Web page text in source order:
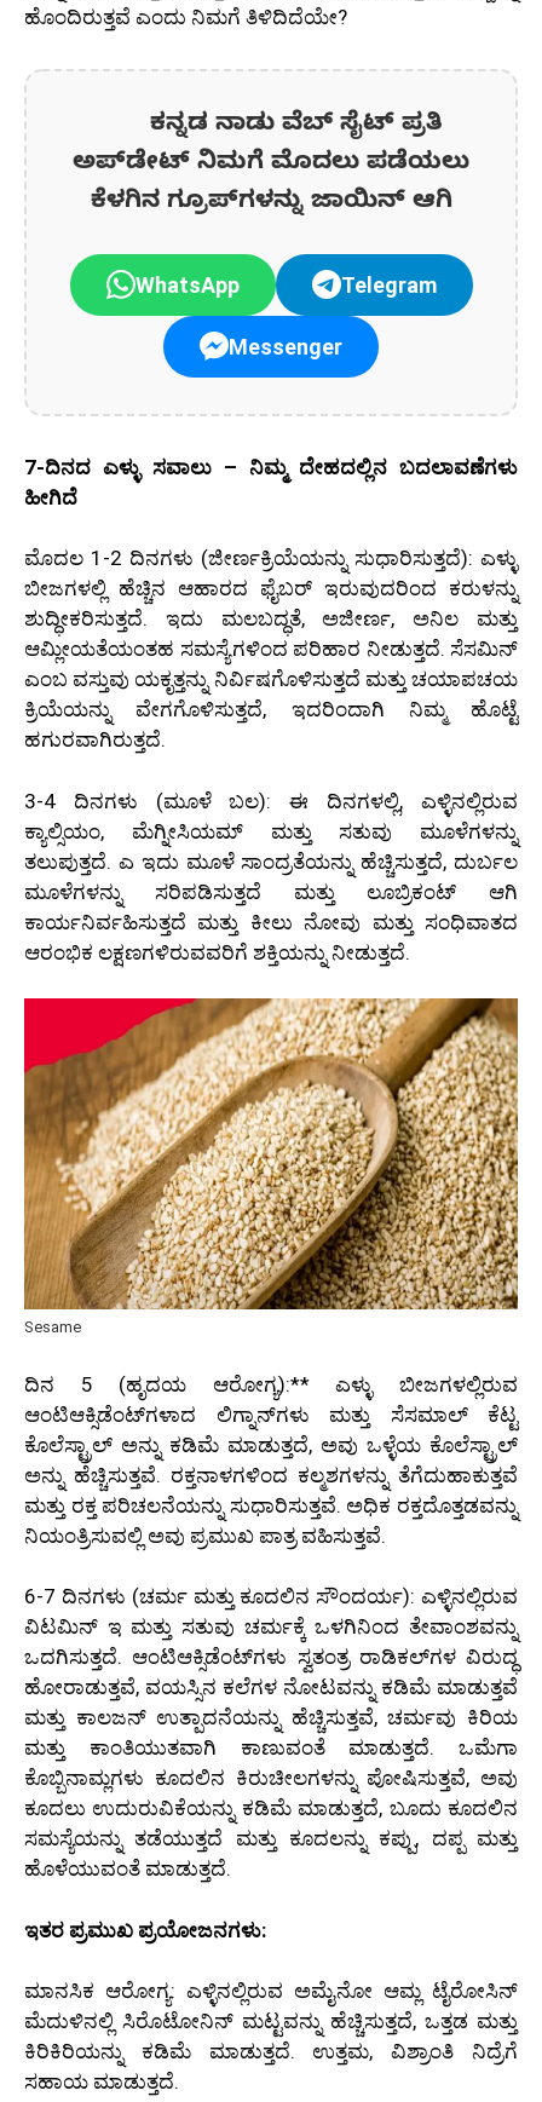
ಹೊಂದಿರುತ್ತವೆ ಎಂದು ನಿಮಗೆ ತಿಳಿದಿದೆಯೇ?
ಕನ್ನಡ ನಾಡು ವೆಬ್ ಸೈಟ್ ಪ್ರತಿ
ಅಪ್‌ಡೇಟ್‌ ನಿಮಗೆ ಮೊದಲು ಪಡೆಯಲು
ಕೆಳಗಿನ ಗ್ರೂಪ್‌ಗಳನ್ನು ಜಾಯಿನ್ ಆಗಿ
WhatsApp Telegram
Messenger
7-ದಿನದ ಎಳ್ಳು ಸವಾಲು – ನಿಮ್ಮ ದೇಹದಲ್ಲಿನ ಬದಲಾವಣೆಗಳು
ಹೀಗಿದೆ
ಮೊದಲ 1-2 ದಿನಗಳು (ಜೀರ್ಣಕ್ರಿಯೆಯನ್ನು ಸುಧಾರಿಸುತ್ತದೆ): ಎಳ್ಳು
ಬೀಜಗಳಲ್ಲಿ ಹೆಚ್ಚಿನ ಆಹಾರದ ಫೈಬರ್ ಇರುವುದರಿಂದ ಕರುಳನ್ನು
ಶುದ್ಧೀಕರಿಸುತ್ತದೆ. ಇದು ಮಲಬದ್ಧತೆ, ಅಜೀರ್ಣ, ಅನಿಲ ಮತ್ತು
ಆಮ್ಲೀಯತೆಯಂತಹ ಸಮಸ್ಯೆಗಳಿಂದ ಪರಿಹಾರ ನೀಡುತ್ತದೆ. ಸೆಸಮಿನ್
ಎಂಬ ವಸ್ತುವು ಯಕೃತ್ತನ್ನು ನಿರ್ವಿಷಗೊಳಿಸುತ್ತದೆ ಮತ್ತು ಚಯಾಪಚಯ
ಕ್ರಿಯೆಯನ್ನು ವೇಗಗೊಳಿಸುತ್ತದೆ, ಇದರಿಂದಾಗಿ ನಿಮ್ಮ ಹೊಟ್ಟೆ
ಹಗುರವಾಗಿರುತ್ತದೆ.
3-4 ದಿನಗಳು (ಮೂಳೆ ಬಲ): ಈ ದಿನಗಳಲ್ಲಿ, ಎಳ್ಳಿನಲ್ಲಿರುವ
ಕ್ಯಾಲ್ಸಿಯಂ, ಮೆಗ್ನೀಸಿಯಮ್ ಮತ್ತು ಸತುವು ಮೂಳೆಗಳನ್ನು
ತಲುಪುತ್ತದೆ. ಎ ಇದು ಮೂಳೆ ಸಾಂದ್ರತೆಯನ್ನು ಹೆಚ್ಚಿಸುತ್ತದೆ, ದುರ್ಬಲ
ಮೂಳೆಗಳನ್ನು ಸರಿಪಡಿಸುತ್ತದೆ ಮತ್ತು ಲೂಬ್ರಿಕಂಟ್ ಆಗಿ
ಕಾರ್ಯನಿರ್ವಹಿಸುತ್ತದೆ ಮತ್ತು ಕೀಲು ನೋವು ಮತ್ತು ಸಂಧಿವಾತದ
ಆರಂಭಿಕ ಲಕ್ಷಣಗಳಿರುವವರಿಗೆ ಶಕ್ತಿಯನ್ನು ನೀಡುತ್ತದೆ.
Sesame
ದಿನ 5 (ಹೃದಯ ಆರೋಗ್ಯ):** ಎಳ್ಳು ಬೀಜಗಳಲ್ಲಿರುವ
ಆಂಟಿಆಕ್ಸಿಡೆಂಟ್‌ಗಳಾದ ಲಿಗ್ನಾನ್‌ಗಳು ಮತ್ತು ಸೆಸಮಾಲ್ ಕೆಟ್ಟ
ಕೊಲೆಸ್ಟ್ರಾಲ್ ಅನ್ನು ಕಡಿಮೆ ಮಾಡುತ್ತದೆ, ಅವು ಒಳ್ಳೆಯ ಕೊಲೆಸ್ಟ್ರಾಲ್
ಅನ್ನು ಹೆಚ್ಚಿಸುತ್ತವೆ. ರಕ್ತನಾಳಗಳಿಂದ ಕಲ್ಮಶಗಳನ್ನು ತೆಗೆದುಹಾಕುತ್ತವೆ
ಮತ್ತು ರಕ್ತ ಪರಿಚಲನೆಯನ್ನು ಸುಧಾರಿಸುತ್ತವೆ. ಅಧಿಕ ರಕ್ತದೊತ್ತಡವನ್ನು
ನಿಯಂತ್ರಿಸುವಲ್ಲಿ ಅವು ಪ್ರಮುಖ ಪಾತ್ರ ವಹಿಸುತ್ತವೆ.
6-7 ದಿನಗಳು (ಚರ್ಮ ಮತ್ತು ಕೂದಲಿನ ಸೌಂದರ್ಯ): ಎಳ್ಳಿನಲ್ಲಿರುವ
ವಿಟಮಿನ್ ಇ ಮತ್ತು ಸತುವು ಚರ್ಮಕ್ಕೆ ಒಳಗಿನಿಂದ ತೇವಾಂಶವನ್ನು
ಒದಗಿಸುತ್ತದೆ. ಆಂಟಿಆಕ್ಸಿಡೆಂಟ್‌ಗಳು ಸ್ವತಂತ್ರ ರಾಡಿಕಲ್‌ಗಳ ವಿರುದ್ಧ
ಹೋರಾಡುತ್ತವೆ, ವಯಸ್ಸಿನ ಕಲೆಗಳ ನೋಟವನ್ನು ಕಡಿಮೆ ಮಾಡುತ್ತವೆ
ಮತ್ತು ಕಾಲಜನ್ ಉತ್ಪಾದನೆಯನ್ನು ಹೆಚ್ಚಿಸುತ್ತವೆ, ಚರ್ಮವು ಕಿರಿಯ
ಮತ್ತು ಕಾಂತಿಯುತವಾಗಿ ಕಾಣುವಂತೆ ಮಾಡುತ್ತದೆ. ಒಮೆಗಾ
ಕೊಬ್ಬಿನಾಮ್ಲಗಳು ಕೂದಲಿನ ಕಿರುಚೀಲಗಳನ್ನು ಪೋಷಿಸುತ್ತವೆ, ಅವು
ಕೂದಲು ಉದುರುವಿಕೆಯನ್ನು ಕಡಿಮೆ ಮಾಡುತ್ತದೆ, ಬೂದು ಕೂದಲಿನ
ಸಮಸ್ಯೆಯನ್ನು ತಡೆಯುತ್ತದೆ ಮತ್ತು ಕೂದಲನ್ನು ಕಪ್ಪು, ದಪ್ಪ ಮತ್ತು
ಹೊಳೆಯುವಂತೆ ಮಾಡುತ್ತದೆ.
ಇತರ ಪ್ರಮುಖ ಪ್ರಯೋಜನಗಳು:
ಮಾನಸಿಕ ಆರೋಗ್ಯ: ಎಳ್ಳಿನಲ್ಲಿರುವ ಅಮೈನೋ ಆಮ್ಲ ಟೈರೋಸಿನ್
ಮೆದುಳಿನಲ್ಲಿ ಸಿರೊಟೋನಿನ್ ಮಟ್ಟವನ್ನು ಹೆಚ್ಚಿಸುತ್ತದೆ, ಒತ್ತಡ ಮತ್ತು
ಕಿರಿಕಿರಿಯನ್ನು ಕಡಿಮೆ ಮಾಡುತ್ತದೆ. ಉತ್ತಮ, ವಿಶ್ರಾಂತಿ ನಿದ್ರೆಗೆ
ಸಹಾಯ ಮಾಡುತ್ತದೆ.